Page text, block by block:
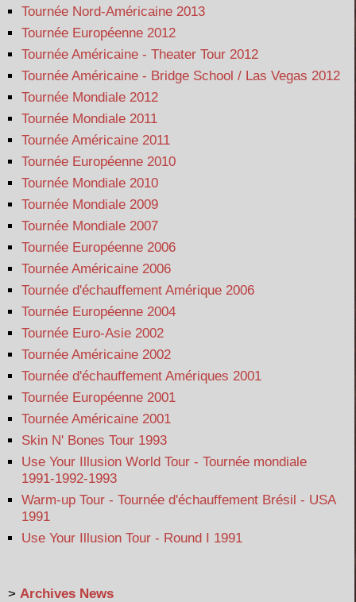
Tournée Nord-Américaine 2013
Tournée Européenne 2012
Tournée Américaine - Theater Tour 2012
Tournée Américaine - Bridge School / Las Vegas 2012
Tournée Mondiale 2012
Tournée Mondiale 2011
Tournée Américaine 2011
Tournée Européenne 2010
Tournée Mondiale 2010
Tournée Mondiale 2009
Tournée Mondiale 2007
Tournée Européenne 2006
Tournée Américaine 2006
Tournée d'échauffement Amérique 2006
Tournée Européenne 2004
Tournée Euro-Asie 2002
Tournée Américaine 2002
Tournée d'échauffement Amériques 2001
Tournée Européenne 2001
Tournée Américaine 2001
Skin N' Bones Tour 1993
Use Your Illusion World Tour - Tournée mondiale
1991-1992-1993
Warm-up Tour - Tournée d'échauffement Brésil - USA
1991
Use Your Illusion Tour - Round I 1991
> Archives News